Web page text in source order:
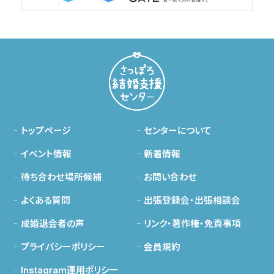
トップページ センターについて
イベント情報 新着情報
待ち合わせ場所候補 お問い合わせ
よくある質問 出張登録会・出張相談会
成婚退会者の声 リンク・著作権・免責事項
プライバシーポリシー 会員規約
Instagram運用ポリシー